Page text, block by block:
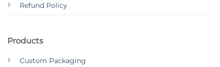
Refund Policy
Products
Custom Packaging